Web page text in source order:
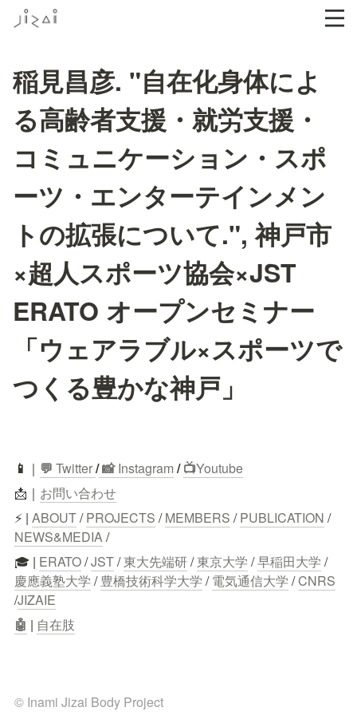
稲見昌彦. "自在化身体によ
る高齢者支援・就労支援・
コミュニケーション・スポ
ーツ・エンターテインメン
トの拡張について.", 神戸市
×超人スポーツ協会×JST
ERATO オープンセミナー
「ウェアラブル×スポーツで
つくる豊かな神戸」
📱 ｜ 💬 Twitter/ 📸 Instagram / 📺Youtube
📩｜ お問い合わせ
⚡ | ABOUT / PROJECTS / MEMBERS / PUBLICATION /
NEWS&MEDIA /
🎓 | ERATO / JST / 東大先端研 / 東京大学 / 早稲田大学 /
慶應義塾大学 / 豊橋技術科学大学 / 電気通信大学 / CNRS
/JIZAIE
🤖 | 自在肢
© Inami Jizai Body Project